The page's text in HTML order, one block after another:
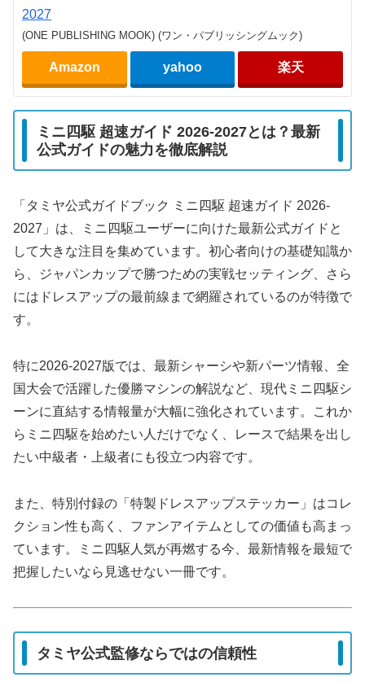
2027
(ONE PUBLISHING MOOK) (ワン・パブリッシングムック)
Amazon yahoo 楽天
ミニ四駆 超速ガイド 2026-2027とは？最新
公式ガイドの魅力を徹底解説
「タミヤ公式ガイドブック ミニ四駆 超速ガイド 2026-
2027」は、ミニ四駆ユーザーに向けた最新公式ガイドと
して大きな注目を集めています。初心者向けの基礎知識か
ら、ジャパンカップで勝つための実戦セッティング、さら
にはドレスアップの最前線まで網羅されているのが特徴で
す。
特に2026-2027版では、最新シャーシや新パーツ情報、全
国大会で活躍した優勝マシンの解説など、現代ミニ四駆シ
ーンに直結する情報量が大幅に強化されています。これか
らミニ四駆を始めたい人だけでなく、レースで結果を出し
たい中級者・上級者にも役立つ内容です。
また、特別付録の「特製ドレスアップステッカー」はコレ
クション性も高く、ファンアイテムとしての価値も高まっ
ています。ミニ四駆人気が再燃する今、最新情報を最短で
把握したいなら見逃せない一冊です。
タミヤ公式監修ならではの信頼性